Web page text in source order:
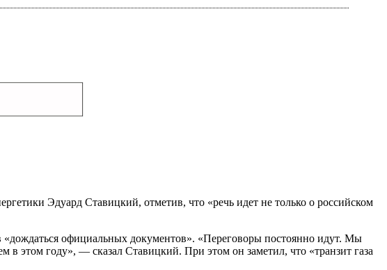
Эдуард Ставицкий, отметив, что «речь идет не только о российском
официальных документов». «Переговоры постоянно идут. Мы
этом году», — сказал Ставицкий. При этом он заметил, что «транзит газа